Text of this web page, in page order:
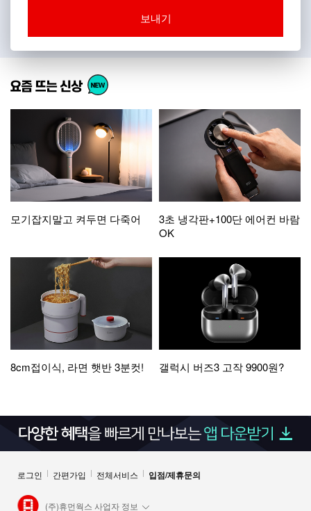
보내기
모기잡지말고 켜두면 다죽어
3초 냉각판+100단 에어컨 바람
OK
8cm접이식, 라면 햇반 3분컷! 갤럭시 버즈3 고작 9900원?
로그인 간편가입 전체서비스 입점/제휴문의
(주)휴먼웍스 사업자 정보